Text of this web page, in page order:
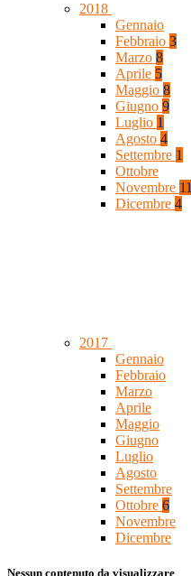
2018
Gennaio
Febbraio 3
Marzo 8
Aprile 5
Maggio 8
Giugno 9
Luglio 1
Agosto 4
Settembre 1
Ottobre
Novembre 11
Dicembre 4
2017
Gennaio
Febbraio
Marzo
Aprile
Maggio
Giugno
Luglio
Agosto
Settembre
Ottobre 6
Novembre
Dicembre
Nessun contenuto da visualizzare